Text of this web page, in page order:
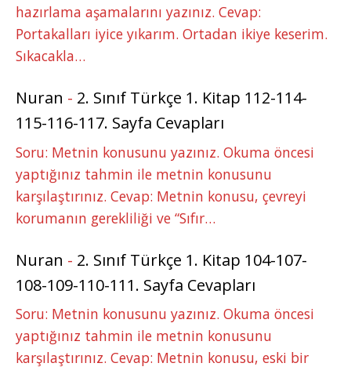
hazırlama aşamalarını yazınız. Cevap:
Portakalları iyice yıkarım. Ortadan ikiye keserim.
Sıkacakla…
Nuran - 2. Sınıf Türkçe 1. Kitap 112-114-
115-116-117. Sayfa Cevapları
Soru: Metnin konusunu yazınız. Okuma öncesi
yaptığınız tahmin ile metnin konusunu
karşılaştırınız. Cevap: Metnin konusu, çevreyi
korumanın gerekliliği ve “Sıfır…
Nuran - 2. Sınıf Türkçe 1. Kitap 104-107-
108-109-110-111. Sayfa Cevapları
Soru: Metnin konusunu yazınız. Okuma öncesi
yaptığınız tahmin ile metnin konusunu
karşılaştırınız. Cevap: Metnin konusu, eski bir